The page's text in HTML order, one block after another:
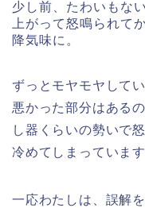
少し前、たわいもな
上がって怒鳴られて
降気味に。
ずっとモヤモヤして
悪かった部分はある
し器くらいの勢いで
冷めてしまっています
一応わたしは、誤解